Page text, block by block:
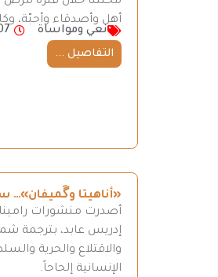
أهل وأصدقاء وأحبّة،
نعي ومواساة
التفاصيل ...
«أناهيتا وگَميفان»…
أصدرت منشورات رامينا
إدريس عابد، بترجمة
والاقتلاع والحرية
الإنسانية إلحاحاً.